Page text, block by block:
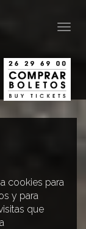
cookies para
y para
que